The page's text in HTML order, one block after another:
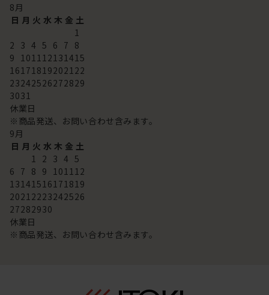
8 月
日 月 火 水 木 金 土
1
2 3 4 5 6 7 8
9
10 11 12 13 14 15
16 17 18 192021 22
23242526272829
3031
休業日
※商品発送、お問い合わせ含みます。
9 月
日 月 火 水 木 金 土
1
2 3 4 5
6 7 8 9 10 11 12
13 14 15 16 17 18 19
2021 2223242526
27282930
休業日
※商品発送、お問い合わせ含みます。